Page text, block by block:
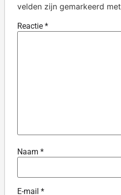
velden zijn gemarkeerd met
Reactie *
Naam *
E-mail *